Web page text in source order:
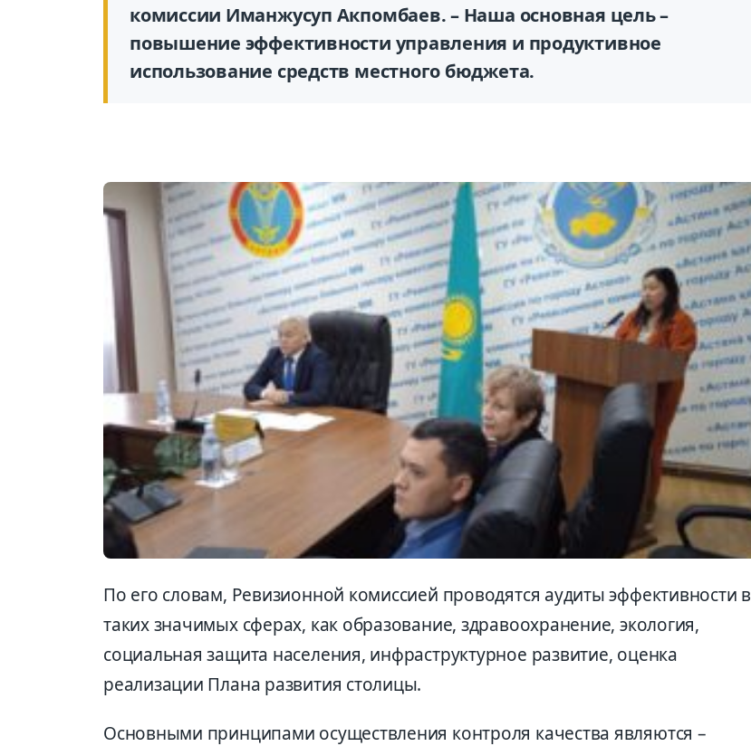
комиссии Иманжусуп Акпомбаев. – Наша основная цель –
повышение эффективности управления и продуктивное
использование средств местного бюджета.
По его словам, Ревизионной комиссией проводятся аудиты эффективности в
таких значимых сферах, как образование, здравоохранение, экология,
социальная защита населения, инфраструктурное развитие, оценка
реализации Плана развития столицы.
Основными принципами осуществления контроля качества являются –